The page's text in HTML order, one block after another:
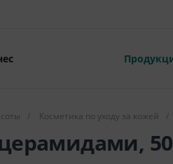
/ Косметика по уходу за кожей /